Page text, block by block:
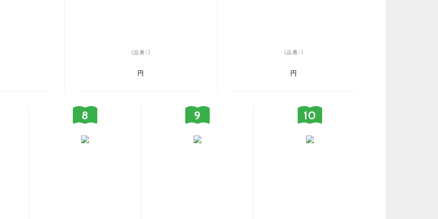
（品番：）
円
（品番：）
円